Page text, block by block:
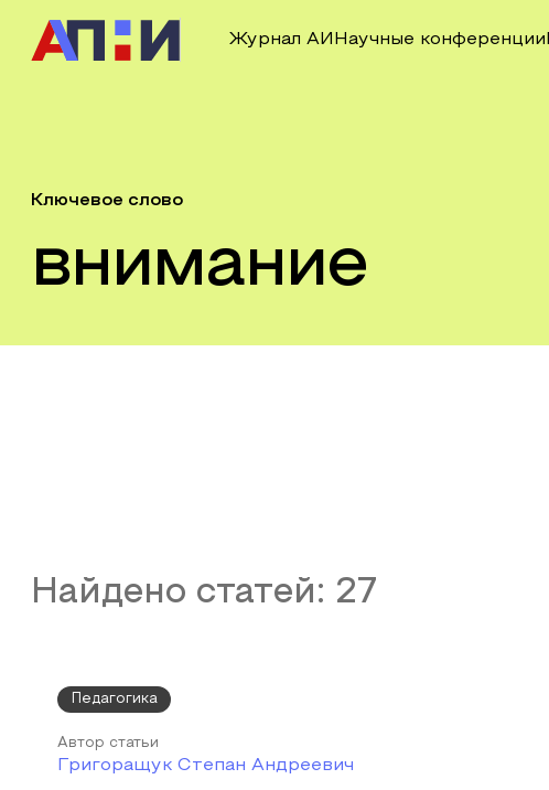
Журнал АИ Научные конференции
Ключевое слово
внимание
Найдено статей: 27
Педагогика
Автор статьи
Григоращук Степан Андреевич